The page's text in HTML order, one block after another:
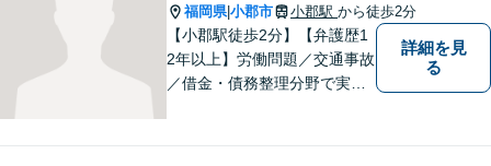
福岡県|小郡市 小郡駅 から徒歩2分
【小郡駅徒歩2分】【弁護歴1
2年以上】労働問題／交通事故
／借金・債務整理分野で実績
詳細を見
る